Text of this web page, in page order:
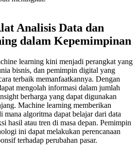
Analisis Data dan
dalam Kepemimpinan
learning kini menjadi perangkat yang
bisnis, dan pemimpin digital yang
terbaik memanfaatkannya. Dengan
mengolah informasi dalam jumlah
berharga yang dapat digunakan
Machine learning memberikan
mana algoritma dapat belajar dari data
hasil atau tren di masa depan. Pemimpin
ini dapat melakukan perencanaan
terhadap perubahan pasar.